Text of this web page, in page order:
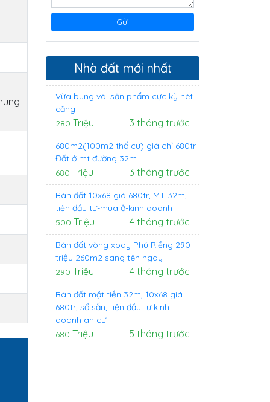
Nhà đất mới nhất
Vừa bung vài săn phẩm cực kỳ nét
căng
280 Triệu 3 tháng trước
680m2(100m2 thổ cư) giá chỉ 680tr.
Đất ở mt đường 32m
680 Triệu 3 tháng trước
Bán đất 10x68 giá 680tr, MT 32m,
tiện đầu tư-mua ở-kinh doanh
500 Triệu 4 tháng trước
Bán đất vòng xoay Phú Riềng 290
triệu 260m2 sang tên ngay
290 Triệu 4 tháng trước
Bán đất mặt tiền 32m, 10x68 giá
680tr, sổ sẵn, tiện đầu tư kinh
doanh an cư
680 Triệu 5 tháng trước